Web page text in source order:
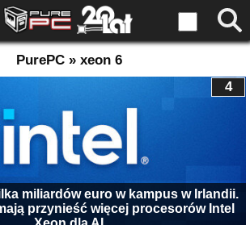
PurePC » xeon 6
miliardów euro w kampus w Irlandii.
przynieść więcej procesorów Intel
4